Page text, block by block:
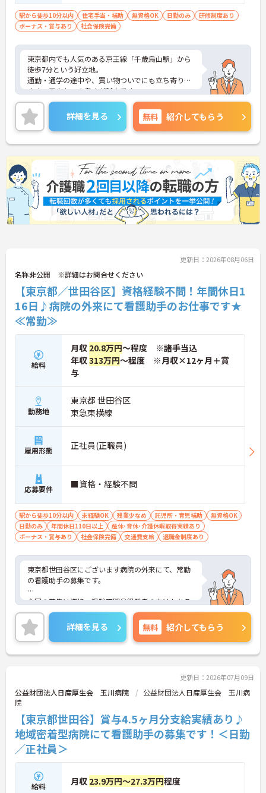
駅から徒歩10分以内 住宅手当・補助 無資格OK 日勤のみ
研修制度あり
ボーナス・賞与あり
社会保険完備
東京都内でも人気のある京王線「千歳烏山駅」から
徒歩7分という好立地。
通勤・通学の途中や、買い物ついでにも立ち寄りや
すく、アクセスの良さが魅力です。
高齢の方や足腰に不安のある方でも、無理なく通院
できる距離。詳細を見る 無料 紹介してもらう
更新日：2026年08月06日
名称非公開 ※詳細はお問合せください
【東京都／世田谷区】資格経験不問！年間休日1
16日♪病院の外来にて看護助手のお仕事です★
≪常勤≫
給料
月収 20.8万円～程度 ※諸手当込
年収313万円～程度 ※月収×12ヶ月＋賞
与
勤務地
東京都 世田谷区
東急東横線
雇用形態 正社員(正職員)
応募要件 ■資格・経験不問
駅から徒歩10分以内 未経験OK 残業少なめ 託児所・育児補助
無資格OK
日勤のみ
年間休日110日以上
産休･育休･介護休暇取得実績あり
ボーナス・賞与あり
社会保険完備 交通費支給 退職金制度あり
東京都世田谷区にございます病院の外来にて、常勤
の看護助手の募集です。
今回の募集は資格・経験不問◎経験者の方はもちろ
ん、これから頑張りたい、チャレンジしたいという
方にもオススメの求人！
季節ごとの休暇がしっかり取得でき、プライベート
の予定が立てやすいですよ◎
ご興味ある方には、面接対策ポイントなど、さらに
詳細をお話しいたしますのでお気軽にご相談くださ
い！
詳細を見る 無料 紹介してもらう
更新日：2026年07月09日
公益財団法人日産厚生会 玉川病院
公益財団法人日産厚生会 玉川病
院
【東京都世田谷】賞与4.5ヶ月分支給実績あり♪
地域密着型病院にて看護助手の募集です！＜日勤
／正社員＞
給料 月収 23.9万円～27.3万円程度